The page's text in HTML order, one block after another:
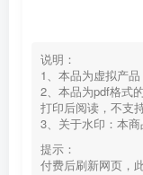
说明：
1、本品为虚拟产
2、本品为pdf格式
打印后阅读，不支持
3、关于水印：本
提示：
付费后刷新网页，